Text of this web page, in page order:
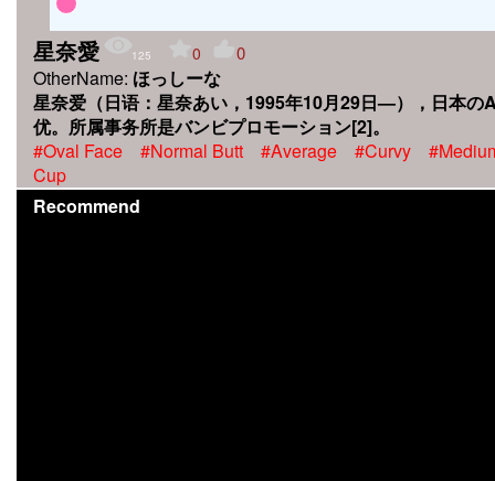
星奈愛 125 0 0
OtherName: ほっしーな
星奈爱（日语：星奈あい，1995年10月29日—），日本の
优。所属事务所是バンビプロモーション[2]。
#Oval Face
#Normal Butt #Average #Curvy
Cup
Recommend